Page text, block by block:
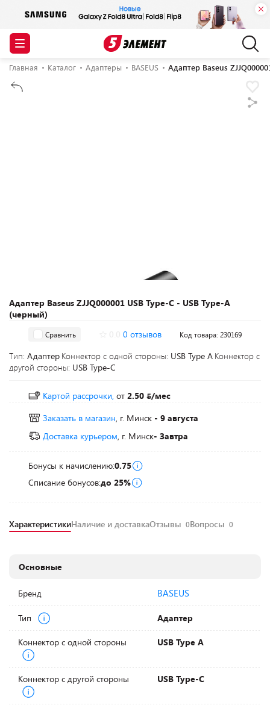
Главная Каталог Адаптеры BASEUS Адаптер Baseus
Адаптер Baseus ZJJQ000001 USB Type-C - USB Type-A
(черный)
Сравнить 0 отзывов Код товара: 230169
Тип: Адаптер Коннектор с одной стороны: USB Type A Коннектор с
другой стороны: USB Type-C
Картой рассрочки, от 2.50
/мес
Заказать в магазин, г. Минск - 9 августа
Доставка курьером, г. Минск- Завтра
Бонусы к начислению:0.75
Списание бонусов:до 25%
ХарактеристикиНаличие и доставкаОтзывы 0Вопросы 0
Основные
Бренд BASEUS
Тип Адаптер
Коннектор с одной стороны USB Type A
Коннектор с другой стороны USB Type-C